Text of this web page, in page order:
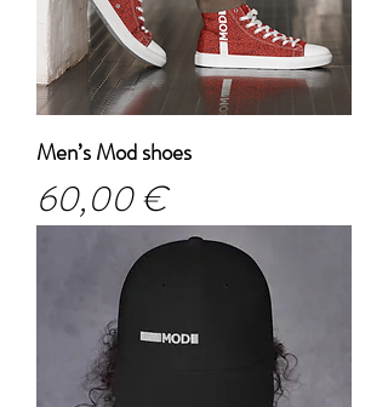
Men’s Mod shoes
Prezzo
60,00 €